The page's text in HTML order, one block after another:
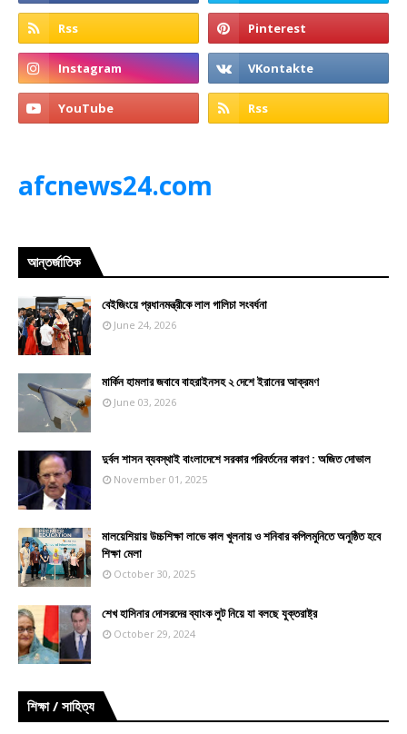
afcnews24.com
আন্তর্জাতিক
বেইজিংয়ে প্রধানমন্ত্রীকে লাল গালিচা সংবর্ধনা
June 24, 2026
মার্কিন হামলার জবাবে বাহরাইনসহ ২ দেশে ইরানের আক্রমণ
June 03, 2026
দুর্বল শাসন ব্যবস্থাই বাংলাদেশে সরকার পরিবর্তনের কারণ : অজিত দোভাল
November 01, 2025
মালয়েশিয়ায় উচ্চশিক্ষা লাভে কাল খুলনায় ও শনিবার কপিলমুনিতে অনুষ্ঠিত হবে
শিক্ষা মেলা
October 30, 2025
শেখ হাসিনার দোসরদের ব্যাংক লুট নিয়ে যা বলছে যুক্তরাষ্ট্র
October 29, 2024
শিক্ষা / সাহিত্য